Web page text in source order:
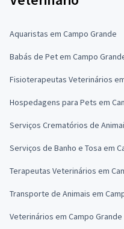
Aquaristas em Campo Grande
Babás de Pet em Campo
Fisioterapeutas Veterinários
Hospedagens para Pets em
Serviços Crematórios de
Serviços de Banho e Tosa em
Terapeutas Veterinários em
Transporte de Animais em
Veterinários em Campo Grande